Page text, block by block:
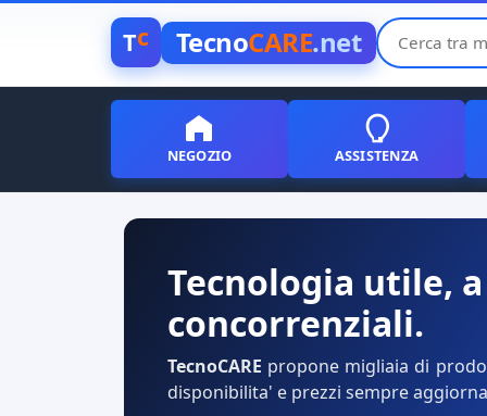
Tc TecnoCARE.net
NEGOZIO ASSISTENZA
Tecnologia utile,
concorrenziali.
TecnoCARE propone migliaia di
disponibilita' e prezzi sempre